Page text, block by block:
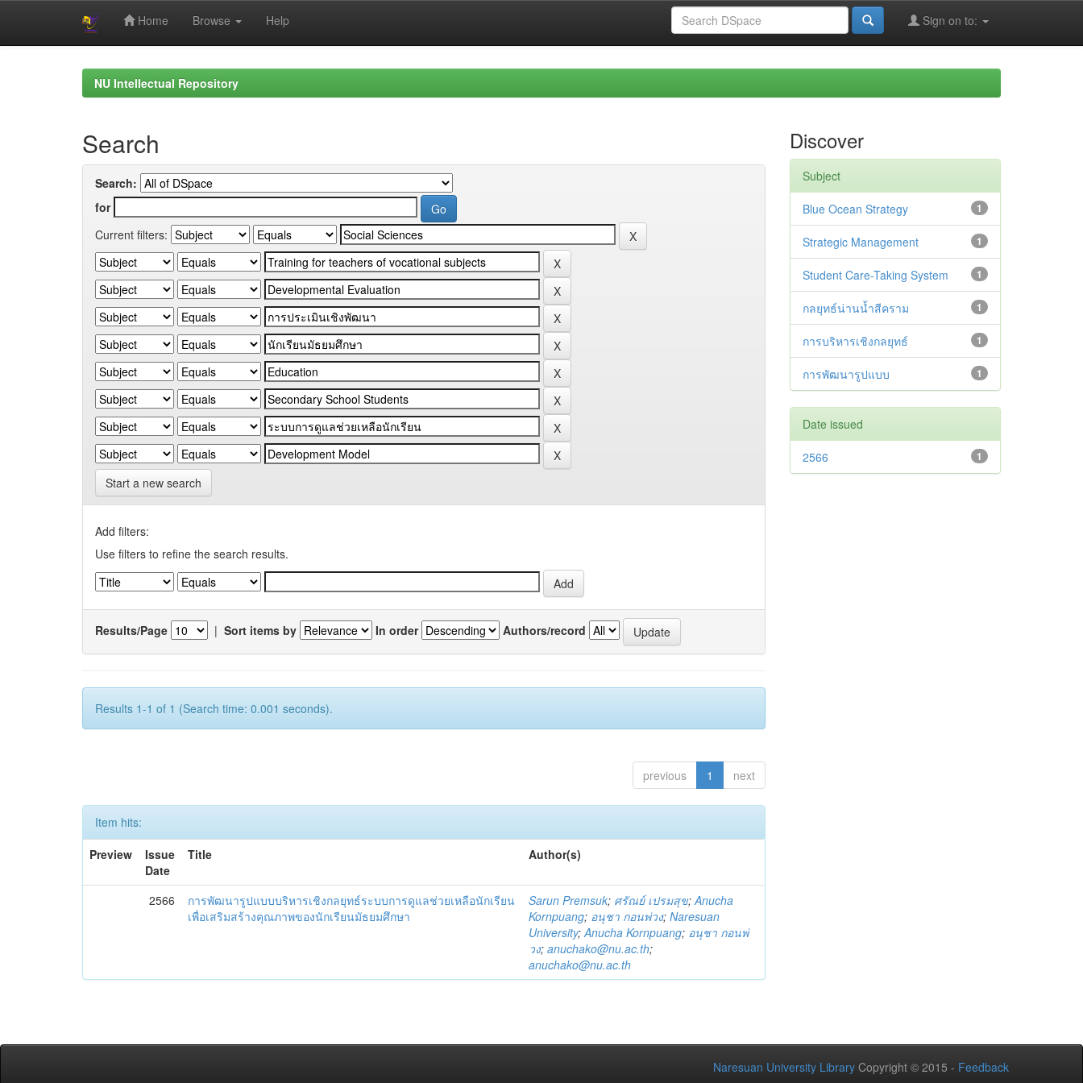
Home Browse Help Sign on to:
NU Intellectual Repository
Search
Search:
for
Current filters:
Start a new search
Add filters:
Use filters to refine the search results.
Results/Page | Sort items by In order Authors/record
Results 1-1 of 1 (Search time: 0.001 seconds).
previous 1 next
Item hits:
Preview
Issue
Date
Title Author(s)
2566
การพัฒนารูปแบบบริหารเชิงกลยุทธ์ระบบการดูแลช่วยเหลือนักเรียน
เพื่อเสริมสร้างคุณภาพของนักเรียนมัธยมศึกษา
Sarun Premsuk; ศรัณย์ เปรมสุข;Anucha
Kornpuang; อนุชา กอนพ่วง;Naresuan
University;Anucha Kornpuang; อนุชา กอนพ่
วง;anuchako@nu.ac.th;
anuchako@nu.ac.th
Discover
Subject
1
Blue Ocean Strategy
1
Strategic Management
1
Student Care-Taking System
1
กลยุทธ์น่านน้ำสีคราม
1
การบริหารเชิงกลยุทธ์
1
การพัฒนารูปแบบ
Date issued
1
2566
Naresuan University Library Copyright © 2015 - Feedback